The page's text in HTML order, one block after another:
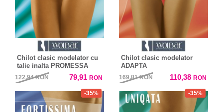
Chilot clasic modelator cu
talie inalta PROMESSA
122,94RON 79,91 RON
Chilot clasic modelator
ADAPTA
169,81RON 110,38 RON
-35% -35%